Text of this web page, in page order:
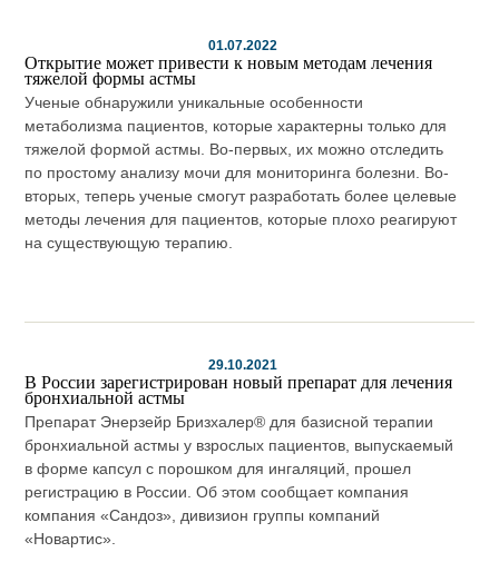
01.07.2022
Открытие может привести к новым методам лечения
тяжелой формы астмы
Ученые обнаружили уникальные особенности
метаболизма пациентов, которые характерны только для
тяжелой формой астмы. Во-первых, их можно отследить
по простому анализу мочи для мониторинга болезни. Во-
вторых, теперь ученые смогут разработать более целевые
методы лечения для пациентов, которые плохо реагируют
на существующую терапию.
29.10.2021
В России зарегистрирован новый препарат для лечения
бронхиальной астмы
Препарат Энерзейр Бризхалер® для базисной терапии
бронхиальной астмы у взрослых пациентов, выпускаемый
в форме капсул с порошком для ингаляций, прошел
регистрацию в России. Об этом сообщает компания
компания «Сандоз», дивизион группы компаний
«Новартис».